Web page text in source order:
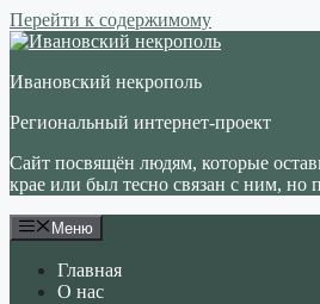
Перейти к содержимому
Ивановский некрополь
Региональный интернет-проект
Сайт посвящён людям, которые
крае или был тесно связан с ним, но
Меню
Главная
О нас